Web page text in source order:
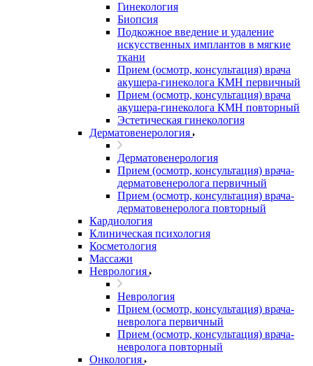
Гинекология
Биопсия
Подкожное введение и удаление
искусственных имплантов в мягкие
ткани
Прием (осмотр, консультация) врача
акушера-гинеколога КМН первичный
Прием (осмотр, консультация) врача
акушера-гинеколога КМН повторный
Эстетическая гинекология
Дерматовенерология
Дерматовенерология
Прием (осмотр, консультация) врача-
дерматовенеролога первичный
Прием (осмотр, консультация) врача-
дерматовенеролога повторный
Кардиология
Клиническая психология
Косметология
Массажи
Неврология
Неврология
Прием (осмотр, консультация) врача-
невролога первичный
Прием (осмотр, консультация) врача-
невролога повторный
Онкология